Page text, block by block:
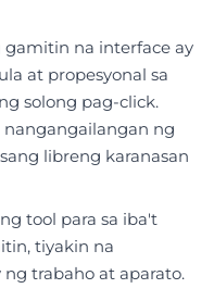
na interface ay
at propesyonal sa
solong pag-click.
ng
libreng karanasan
tool para sa iba't
tiyakin na
trabaho at aparato.